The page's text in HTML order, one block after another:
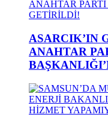
ASARCIK’IN
ANAHTAR